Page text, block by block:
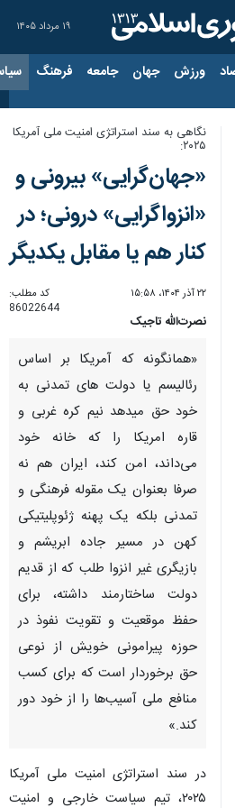
۱۹ مرداد ۱۴۰۵
ورزش جهان جامعه فرهنگ
نگاهی به سند استراتژی امنیت ملی آمریکا
۲۰۲۵:
«جهان‌گرایی» بیرونی و
«انزواگرایی» درونی؛ در
کنار هم یا مقابل یکدیگر
۲۲ آذر ۱۴۰۴، ۱۵:۵۸
کد مطلب:
86022644
نصرت‌الله تاجیک
«همانگونه که آمریکا بر اساس
رئالیسم یا دولت های تمدنی به
خود حق میدهد نیم کره غربی و
قاره امریکا را که خانه خود
می‌داند، امن کند، ایران هم نه
صرفا بعنوان یک مقوله فرهنگی و
تمدنی بلکه یک پهنه ژئوپلیتیکی
کهن در مسیر جاده ابریشم و
بازیگری غیر انزوا طلب که از قدیم
دولت ساختارمند داشته، برای
حفظ موقعیت و تقویت نفوذ در
حوزه پیرامونی خویش از نوعی
حق برخوردار است که برای کسب
منافع ملی آسیب‌ها را از خود دور
کند.»
در سند استراتژی امنیت ملی آمریکا
۲۰۲۵، تیم سیاست خارجی و امنیت